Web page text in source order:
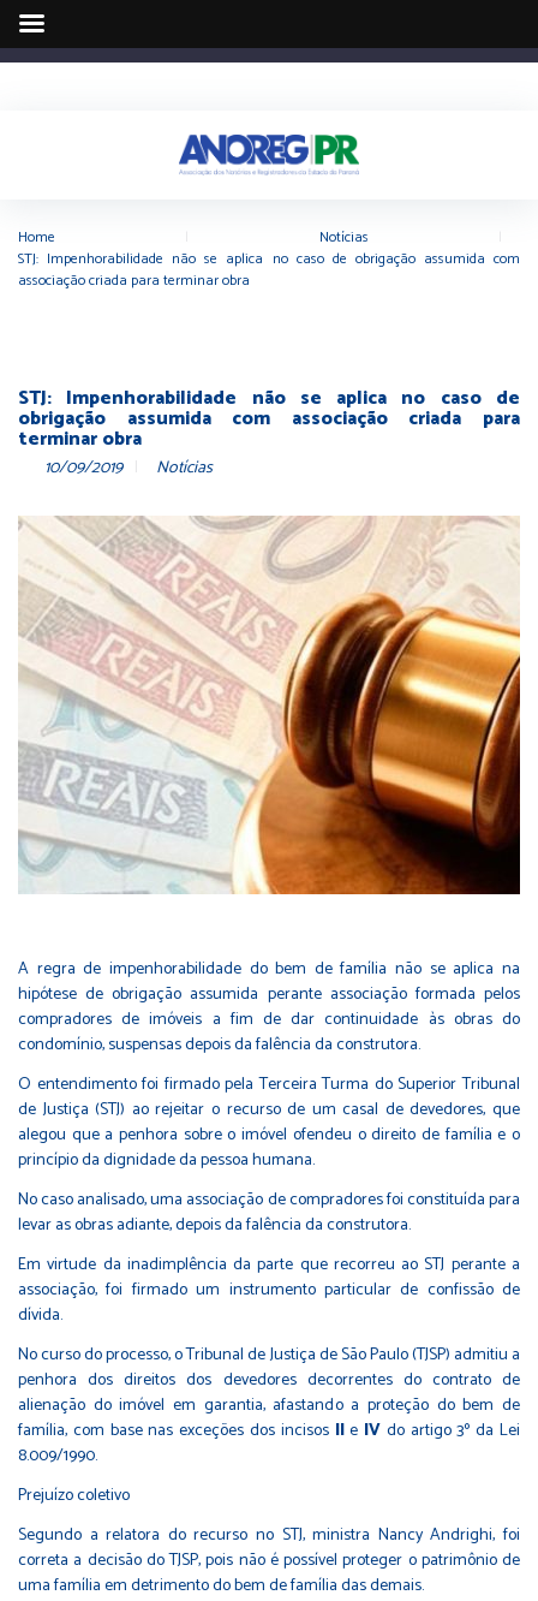
Home Notícias
STJ: Impenhorabilidade não se aplica no caso de obrigação assumida com
associação criada para terminar obra
STJ: Impenhorabilidade não se aplica no caso de
obrigação assumida com associação criada para
terminar obra
10/09/2019 Notícias
A regra de impenhorabilidade do bem de família não se aplica na
hipótese de obrigação assumida perante associação formada pelos
compradores de imóveis a fim de dar continuidade às obras do
condomínio, suspensas depois da falência da construtora.
O entendimento foi firmado pela Terceira Turma do Superior Tribunal
de Justiça (STJ) ao rejeitar o recurso de um casal de devedores, que
alegou que a penhora sobre o imóvel ofendeu o direito de família e o
princípio da dignidade da pessoa humana.
No caso analisado, uma associação de compradores foi constituída para
levar as obras adiante, depois da falência da construtora.
Em virtude da inadimplência da parte que recorreu ao STJ perante a
associação, foi firmado um instrumento particular de confissão de
dívida.
No curso do processo, o Tribunal de Justiça de São Paulo (TJSP) admitiu a
penhora dos direitos dos devedores decorrentes do contrato de
alienação do imóvel em garantia, afastando a proteção do bem de
família, com base nas exceções dos incisos IIe IV do artigo 3º da Lei
8.009/1990.
Prejuízo co​​​letivo
Segundo a relatora do recurso no STJ, ministra Nancy Andrighi, foi
correta a decisão do TJSP, pois não é possível proteger o patrimônio de
uma família em detrimento do bem de família das demais.